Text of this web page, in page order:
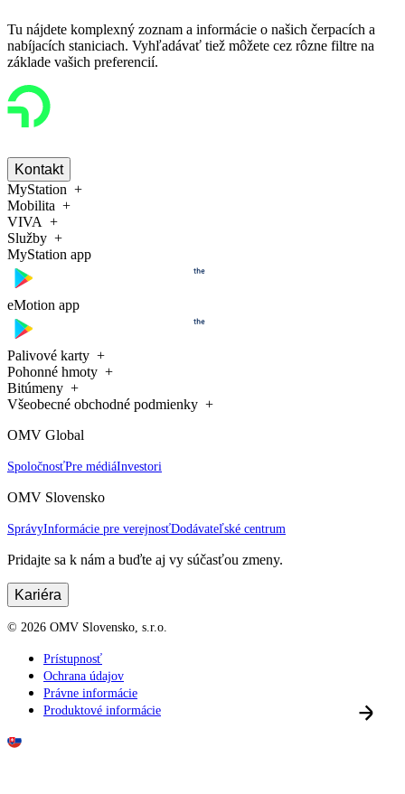
Tu nájdete komplexný zoznam a informácie o našich čerpacích a
nabíjacích staniciach. Vyhľadávať tiež môžete cez rôzne filtre na
základe vašich preferencií.
Kontakt
MyStation
Mobilita
VIVA
Služby
MyStation app
eMotion app
Palivové karty
Pohonné hmoty
Bitúmeny
Všeobecné obchodné podmienky
OMV Global
SpoločnosťPre médiáInvestori
OMV Slovensko
SprávyInformácie pre verejnosťDodávateľské centrum
Pridajte sa k nám a buďte aj vy súčasťou zmeny.
Kariéra
© 2026 OMV Slovensko, s.r.o.
Prístupnosť
Ochrana údajov
Právne informácie
Produktové informácie